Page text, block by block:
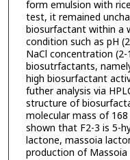
form emulsion with
test, it remained
biosurfactant within a
condition such as pH
NaCl concentration
biosutrfactants,
high biosurfactant
futher analysis via
structure of
molecular mass of
shown that F2-3 is 5-
lactone, massoia
production of